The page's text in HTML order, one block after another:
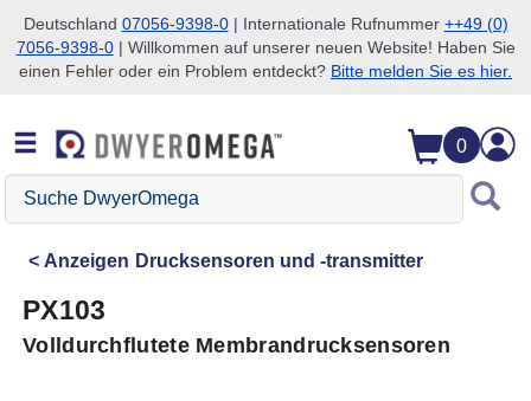
Zum Suchen überspringen
Zum Hauptinhalt überspringen
Zur Navigation überspringen
Deutschland 07056-9398-0| Internationale Rufnummer ++49 (0)
7056-9398-0| Willkommen auf unserer neuen Website! Haben Sie
einen Fehler oder ein Problem entdeckt? Bitte melden Sie es hier.
0
Suche
DwyerOmega
Anzeigen Drucksensoren und -transmitter
PX103
Volldurchflutete Membrandrucksensoren